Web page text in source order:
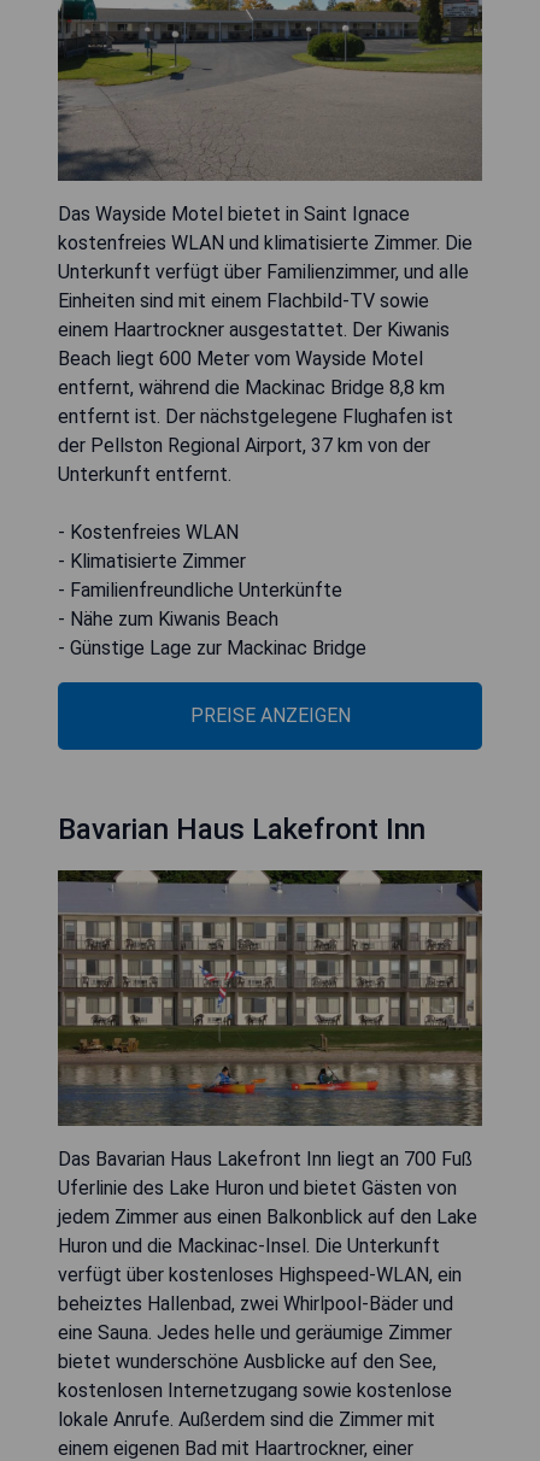
Das Wayside Motel bietet in Saint Ignace
kostenfreies WLAN und klimatisierte Zimmer. Die
Unterkunft verfügt über Familienzimmer, und alle
Einheiten sind mit einem Flachbild-TV sowie
einem Haartrockner ausgestattet. Der Kiwanis
Beach liegt 600 Meter vom Wayside Motel
entfernt, während die Mackinac Bridge 8,8 km
entfernt ist. Der nächstgelegene Flughafen ist
der Pellston Regional Airport, 37 km von der
Unterkunft entfernt.
- Kostenfreies WLAN
- Klimatisierte Zimmer
- Familienfreundliche Unterkünfte
- Nähe zum Kiwanis Beach
- Günstige Lage zur Mackinac Bridge
PREISE ANZEIGEN
Bavarian Haus Lakefront Inn
Das Bavarian Haus Lakefront Inn liegt an 700 Fuß
Uferlinie des Lake Huron und bietet Gästen von
jedem Zimmer aus einen Balkonblick auf den Lake
Huron und die Mackinac-Insel. Die Unterkunft
verfügt über kostenloses Highspeed-WLAN, ein
beheiztes Hallenbad, zwei Whirlpool-Bäder und
eine Sauna. Jedes helle und geräumige Zimmer
bietet wunderschöne Ausblicke auf den See,
kostenlosen Internetzugang sowie kostenlose
lokale Anrufe. Außerdem sind die Zimmer mit
einem eigenen Bad mit Haartrockner, einer